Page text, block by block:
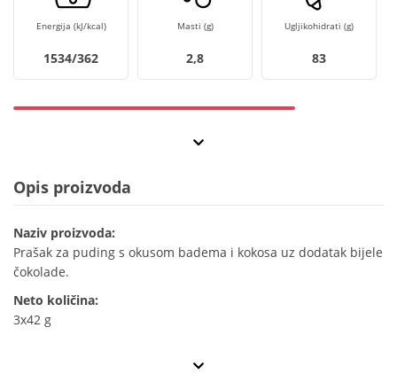
Energija (kJ/kcal)
1534/362
Masti (g)
2,8
Ugljikohidrati (g)
83
Opis proizvoda
Naziv proizvoda:
Prašak za puding s okusom badema i kokosa uz dodatak bijele
čokolade.
Neto količina:
3x42 g